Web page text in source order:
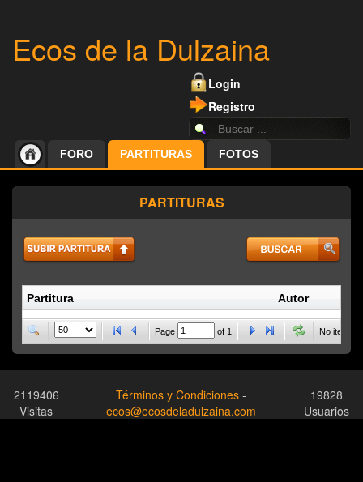
Ecos de la Dulzaina
Login
Registro
FORO PARTITURAS FOTOS
PARTITURAS
Partitura Autor
Page of 1 No items
2119406
Visitas
Términos y Condiciones -
ecos@ecosdeladulzaina.com
19828
Usuarios